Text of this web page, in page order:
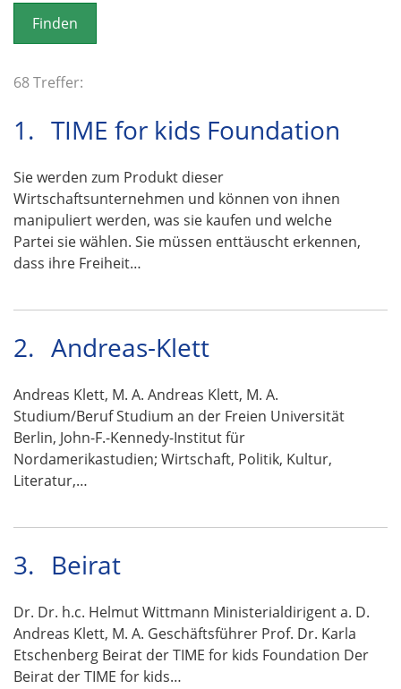
o
n
68 Treffer:
1. TIME for kids Foundation
Sie werden zum Produkt dieser
Wirtschaftsunternehmen und können von ihnen
manipuliert werden, was sie kaufen und welche
Partei sie wählen. Sie müssen enttäuscht erkennen,
dass ihre Freiheit…
2. Andreas-Klett
Andreas Klett, M. A. Andreas Klett, M. A.
Studium/Beruf Studium an der Freien Universität
Berlin, John-F.-Kennedy-Institut für
Nordamerikastudien; Wirtschaft, Politik, Kultur,
Literatur,…
3. Beirat
Dr. Dr. h.c. Helmut Wittmann Ministerialdirigent a. D.
Andreas Klett, M. A. Geschäftsführer Prof. Dr. Karla
Etschenberg Beirat der TIME for kids Foundation Der
Beirat der TIME for kids…